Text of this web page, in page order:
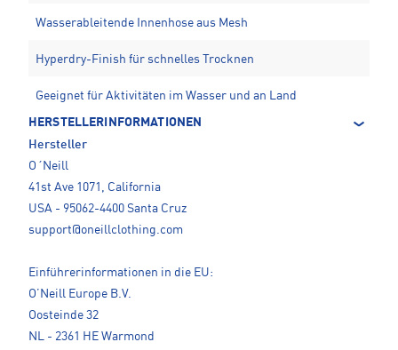
Wasserableitende Innenhose aus Mesh
Hyperdry-Finish für schnelles Trocknen
Geeignet für Aktivitäten im Wasser und an Land
HERSTELLERINFORMATIONEN
Hersteller
O´Neill
41st Ave 1071, California
USA - 95062-4400 Santa Cruz
support@oneillclothing.com
Einführerinformationen in die EU:
O’Neill Europe B.V.
Oosteinde 32
NL - 2361 HE Warmond